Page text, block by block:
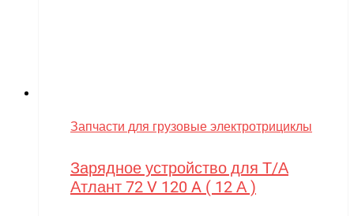
Запчасти для грузовые электротрициклы
Зарядное устройство для Т/А
Атлант 72 V 120 A ( 12 А )